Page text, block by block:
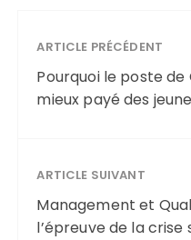
ARTICLE PRÉCÉDENT
Pourquoi le poste de
mieux payé des
ARTICLE SUIVANT
Management et
l’épreuve de la crise